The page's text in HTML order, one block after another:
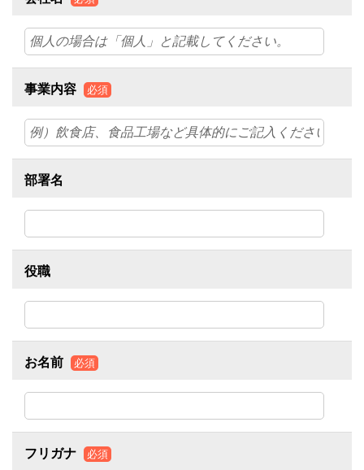
事業内容 必須
部署名
役職
お名前 必須
フリガナ 必須